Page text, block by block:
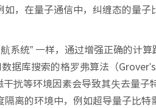
，在量子通信中，纠缠态的量
系统” 一样，通过增强正确的
据库搜索的格罗弗算法（
扰等环境因素会导致其失去量子
离的环境中，例如超导量子比